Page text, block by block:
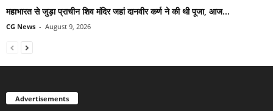
महाभारत से जुड़ा प्राचीन शिव मंदिर जहां दानवीर कर्ण ने की थी पूजा, आज...
CG News - August 9, 2026
Advertisements